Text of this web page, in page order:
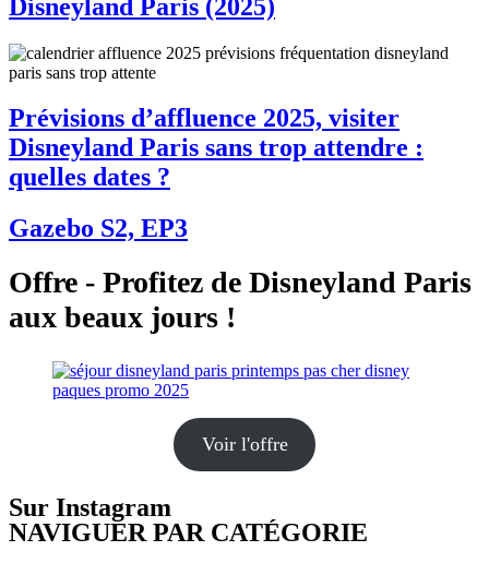
Disneyland Paris (2025)
Prévisions d’affluence 2025, visiter
Disneyland Paris sans trop attendre :
quelles dates ?
Gazebo S2, EP3
Offre - Profitez de Disneyland Paris
aux beaux jours !
Voir l'offre
Sur Instagram
NAVIGUER PAR CATÉGORIE